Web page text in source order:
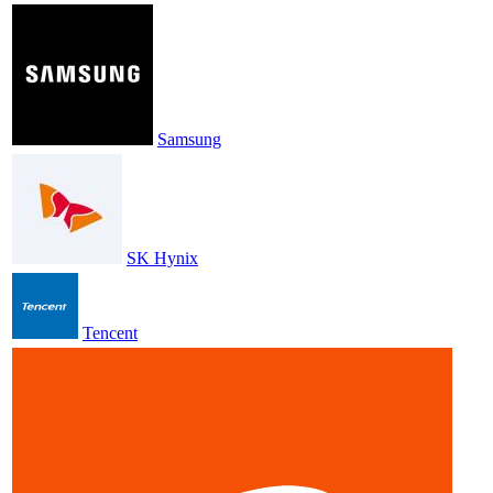
Samsung
SK Hynix
Tencent